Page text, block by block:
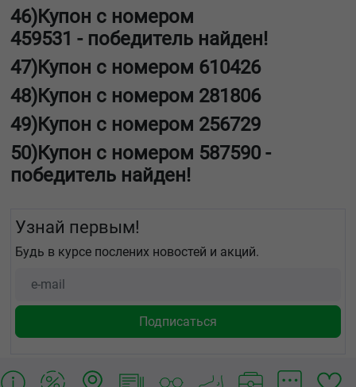
46)Купон с номером
459531 - победитель найден!
47)Купон с номером 610426
48)Купон с номером 281806
49)Купон с номером 256729
50)Купон с номером 587590 -
победитель найден!
Узнай первым!
Будь в курсе послених новостей и акций.